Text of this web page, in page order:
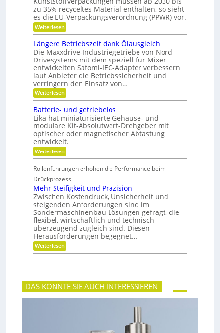
c
h
a
f
f
u
n
g
e
r
k
e
n
n
e
y
b
r
i
d
-
K
u
g
e
l
l
a
g
e
r
l
l
g
e
n
a
u
p
o
s
i
t
i
o
n
i
e
r
e
n
zu 35% recyceltes Material enthalten, so sieht
es die EU-Verpackungsverordnung (PPWR) vor.
Weiterlesen:
K
r
e
i
s
l
a
u
f
w
i
r
t
s
c
h
a
f
t
n
d
e
r
K
u
n
s
t
s
t
o
f
a
n
Längere Betriebszeit dank Ölausgleich
Die Maxxdrive-Industriegetriebe von Nord
Drivesystems mit dem speziell für Mixer
entwickelten Safomi-IEC-Adapter verbessern
laut Anbieter die Betriebssicherheit und
verringern den Einsatz von…
Weiterlesen:
L
n
g
e
r
e
B
e
t
r
e
b
s
z
e
i
t
d
a
n
k
s
g
l
Batterie- und getriebelos
Lika hat miniaturisierte Gehäuse- und
modulare Kit-Absolutwert-Drehgeber mit
optischer oder magnetischer Abtastung
entwickelt.
Weiterlesen:
B
t
t
e
r
e
-
u
n
d
g
e
t
b
e
Rollenführungen erhöhen die Performance beim
Drückprozess
Mehr Steifigkeit und Präzision
Zwischen Kostendruck, Unsicherheit und
steigenden Anforderungen sind im
Sondermaschinenbau Lösungen gefragt, die
flexibel, wirtschaftlich und technisch
überzeugend zugleich sind. Diesen
Herausforderungen begegnet…
Weiterlesen:
M
S
t
e
i
DAS KÖNNTE SIE AUCH INTERESSIEREN